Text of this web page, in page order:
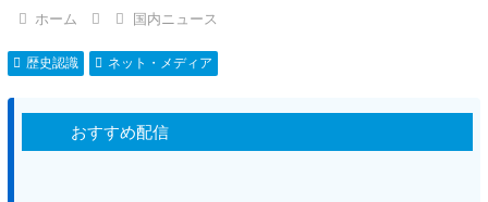
ホーム 国内ニュース
歴史認識 ネット・メディア
おすすめ配信